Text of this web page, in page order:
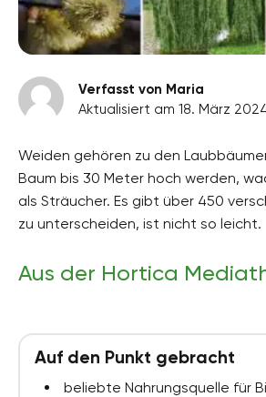
Verfasst von Maria
Aktualisiert am 18. März
Weiden gehören zu den
Baum bis 30 Meter hoch werden,
als Sträucher. Es gibt über 450
zu unterscheiden, ist nicht so leicht.
Aus der Hortica
Auf den Punkt gebracht
beliebte Nahrungsquelle für